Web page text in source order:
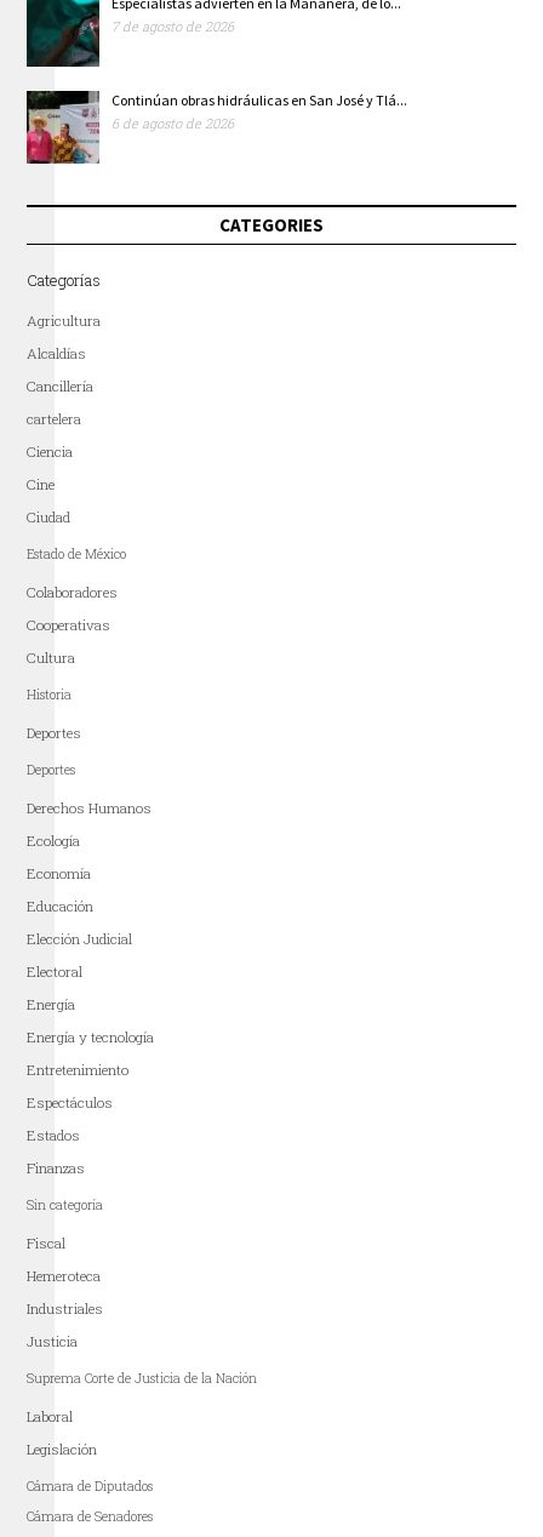
7 de agosto de 2026
Continúan obras hidráulicas en San José y Tlá...
6 de agosto de 2026
CATEGORIES
Categorías
Agricultura
Alcaldías
Cancillería
cartelera
Ciencia
Cine
Ciudad
Estado de México
Colaboradores
Cooperativas
Cultura
Historia
Deportes
Deportes
Derechos Humanos
Ecología
Economía
Educación
Elección Judicial
Electoral
Energía
Energía y tecnología
Entretenimiento
Espectáculos
Estados
Finanzas
Sin categoría
Fiscal
Hemeroteca
Industriales
Justicia
Suprema Corte de Justicia de la Nación
Laboral
Legislación
Cámara de Diputados
Cámara de Senadores